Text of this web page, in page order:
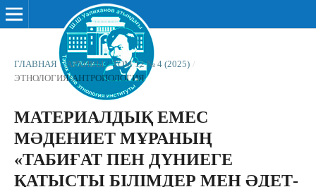
ГЛАВНАЯ / АРХИВЫ / ТОМ 12 № 4 (2025) /
ЭТНОЛОГИЯ/АНТРОПОЛОГИЯ
МАТЕРИАЛДЫҚ ЕМЕС
МӘДЕНИЕТ МҰРАНЫҢ
«ТАБИҒАТ ПЕН ДҮНИЕГЕ
ҚАТЫСТЫ БІЛІМДЕР МЕН ӘДЕТ-